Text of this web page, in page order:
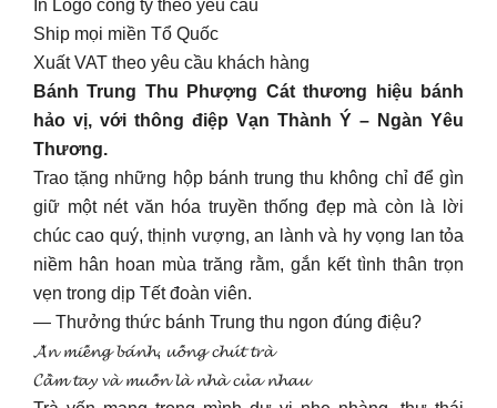
In Logo công ty theo yêu cầu
Ship mọi miền Tổ Quốc
Xuất VAT theo yêu cầu khách hàng
Bánh Trung Thu Phượng Cát thương hiệu bánh
hảo vị, với thông điệp Vạn Thành Ý – Ngàn Yêu
Thương.
Trao tặng những hộp bánh trung thu không chỉ để gìn
giữ một nét văn hóa truyền thống đẹp mà còn là lời
chúc cao quý, thịnh vượng, an lành và hy vọng lan tỏa
niềm hân hoan mùa trăng rằm, gắn kết tình thân trọn
vẹn trong dịp Tết đoàn viên.
— Thưởng thức bánh Trung thu ngon đúng điệu?
𝓐̆𝓷 𝓶𝓲𝓮̂́𝓷𝓰 𝓫𝓪́𝓷𝓱, 𝓾𝓸̂́𝓷𝓰 𝓬𝓱𝓾́𝓽 𝓽𝓻𝓪̀
𝓒𝓪̂̀𝓶 𝓽𝓪𝔂 𝓿𝓪̀ 𝓶𝓾𝓸̂́𝓷 𝓵𝓪̀ 𝓷𝓱𝓪̀ 𝓬𝓾̉𝓪 𝓷𝓱𝓪𝓾